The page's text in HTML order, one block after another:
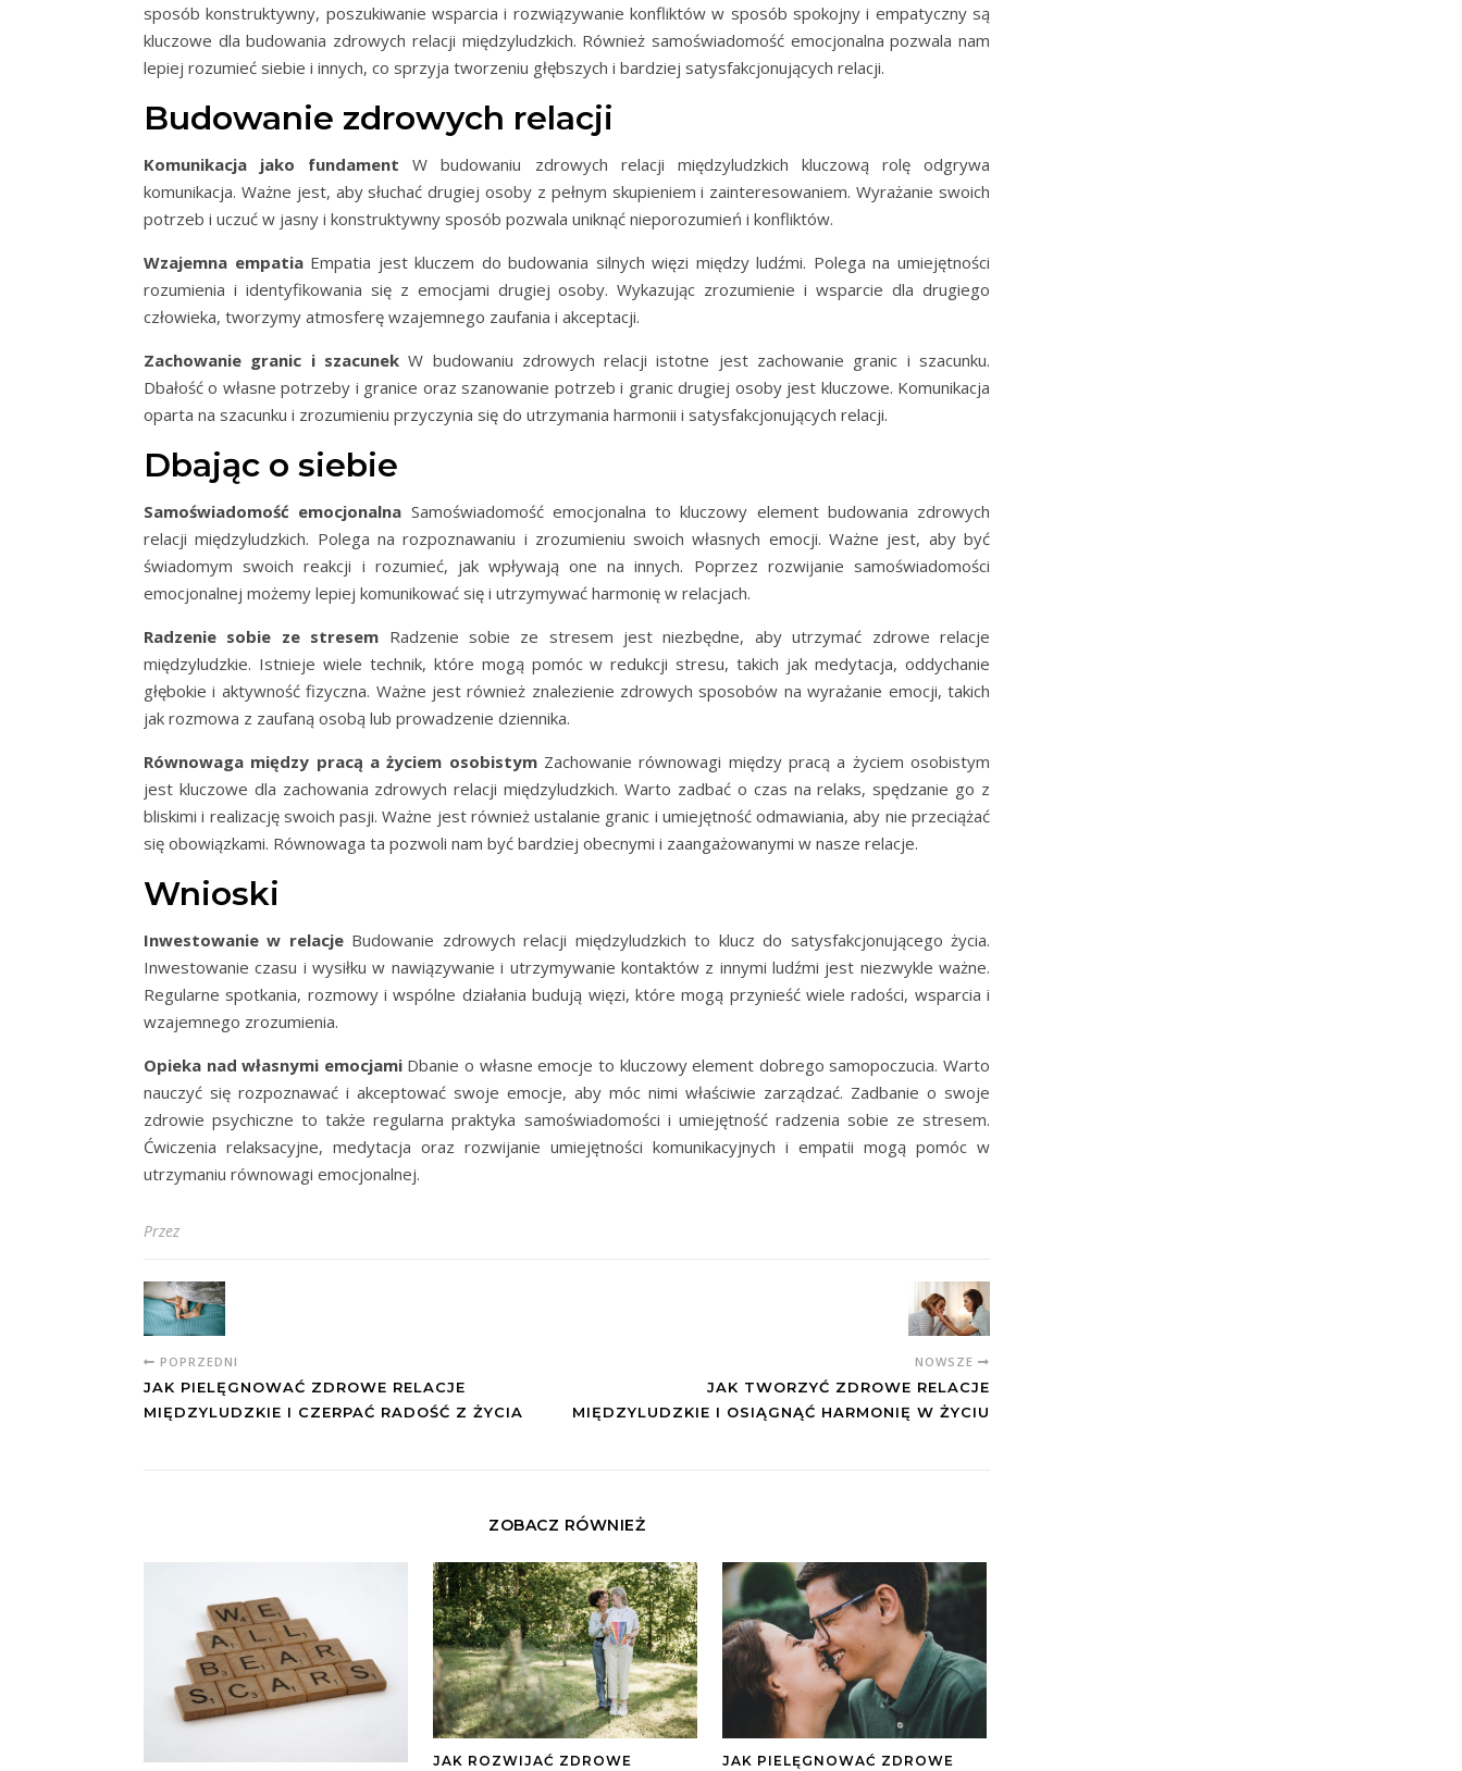
sposób konstruktywny, poszukiwanie wsparcia i rozwiązywanie konfliktów w sposób spokojny i empatyczny są
kluczowe dla budowania zdrowych relacji międzyludzkich. Również samoświadomość emocjonalna pozwala nam
lepiej rozumieć siebie i innych, co sprzyja tworzeniu głębszych i bardziej satysfakcjonujących relacji.
Budowanie zdrowych relacji
Komunikacja jako fundament W budowaniu zdrowych relacji międzyludzkich kluczową rolę odgrywa
komunikacja. Ważne jest, aby słuchać drugiej osoby z pełnym skupieniem i zainteresowaniem. Wyrażanie swoich
potrzeb i uczuć w jasny i konstruktywny sposób pozwala uniknąć nieporozumień i konfliktów.
Wzajemna empatiaEmpatia jest kluczem do budowania silnych więzi między ludźmi. Polega na umiejętności
rozumienia i identyfikowania się z emocjami drugiej osoby. Wykazując zrozumienie i wsparcie dla drugiego
człowieka, tworzymy atmosferę wzajemnego zaufania i akceptacji.
Zachowanie granic i szacunekW budowaniu zdrowych relacji istotne jest zachowanie granic i szacunku.
Dbałość o własne potrzeby i granice oraz szanowanie potrzeb i granic drugiej osoby jest kluczowe. Komunikacja
oparta na szacunku i zrozumieniu przyczynia się do utrzymania harmonii i satysfakcjonujących relacji.
Dbając o siebie
Samoświadomość emocjonalna Samoświadomość emocjonalna to kluczowy element budowania zdrowych
relacji międzyludzkich. Polega na rozpoznawaniu i zrozumieniu swoich własnych emocji. Ważne jest, aby być
świadomym swoich reakcji i rozumieć, jak wpływają one na innych. Poprzez rozwijanie samoświadomości
emocjonalnej możemy lepiej komunikować się i utrzymywać harmonię w relacjach.
Radzenie sobie ze stresem Radzenie sobie ze stresem jest niezbędne, aby utrzymać zdrowe relacje
międzyludzkie. Istnieje wiele technik, które mogą pomóc w redukcji stresu, takich jak medytacja, oddychanie
głębokie i aktywność fizyczna. Ważne jest również znalezienie zdrowych sposobów na wyrażanie emocji, takich
jak rozmowa z zaufaną osobą lub prowadzenie dziennika.
Równowaga między pracą a życiem osobistymZachowanie równowagi między pracą a życiem osobistym
jest kluczowe dla zachowania zdrowych relacji międzyludzkich. Warto zadbać o czas na relaks, spędzanie go z
bliskimi i realizację swoich pasji. Ważne jest również ustalanie granic i umiejętność odmawiania, aby nie przeciążać
się obowiązkami. Równowaga ta pozwoli nam być bardziej obecnymi i zaangażowanymi w nasze relacje.
Wnioski
Inwestowanie w relacjeBudowanie zdrowych relacji międzyludzkich to klucz do satysfakcjonującego życia.
Inwestowanie czasu i wysiłku w nawiązywanie i utrzymywanie kontaktów z innymi ludźmi jest niezwykle ważne.
Regularne spotkania, rozmowy i wspólne działania budują więzi, które mogą przynieść wiele radości, wsparcia i
wzajemnego zrozumienia.
Opieka nad własnymi emocjamiDbanie o własne emocje to kluczowy element dobrego samopoczucia. Warto
nauczyć się rozpoznawać i akceptować swoje emocje, aby móc nimi właściwie zarządzać. Zadbanie o swoje
zdrowie psychiczne to także regularna praktyka samoświadomości i umiejętność radzenia sobie ze stresem.
Ćwiczenia relaksacyjne, medytacja oraz rozwijanie umiejętności komunikacyjnych i empatii mogą pomóc w
utrzymaniu równowagi emocjonalnej.
Przez
POPRZEDNI
JAK PIELĘGNOWAĆ ZDROWE RELACJE
MIĘDZYLUDZKIE I CZERPAĆ RADOŚĆ Z ŻYCIA
NOWSZE
JAK TWORZYĆ ZDROWE RELACJE
MIĘDZYLUDZKIE I OSIĄGNĄĆ HARMONIĘ W ŻYCIU
ZOBACZ RÓWNIEŻ
JAK ROZWIJAĆ ZDROWE JAK PIELĘGNOWAĆ ZDROWE